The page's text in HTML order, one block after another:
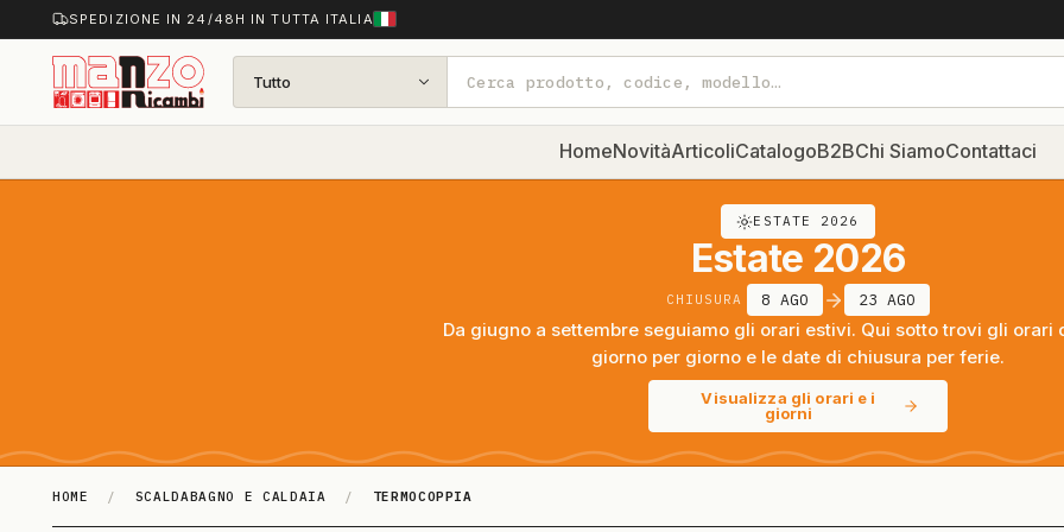
SPEDIZIONE IN 24/48H IN TUTTA ITALIA
Tutto
HomeNovitàArticoliCatalogoB2BChi SiamoContattaci
ESTATE 2026
Estate 2026
CHIUSURA 8 AGO 23 AGO
Da giugno a settembre seguiamo gli orari estivi. Qui sotto trovi gli orari
giorno per giorno e le date di chiusura per ferie.
Visualizza gli orari e i
giorni
HOME / SCALDABAGNO E CALDAIA / TERMOCOPPIA
TERMO­COPPIA